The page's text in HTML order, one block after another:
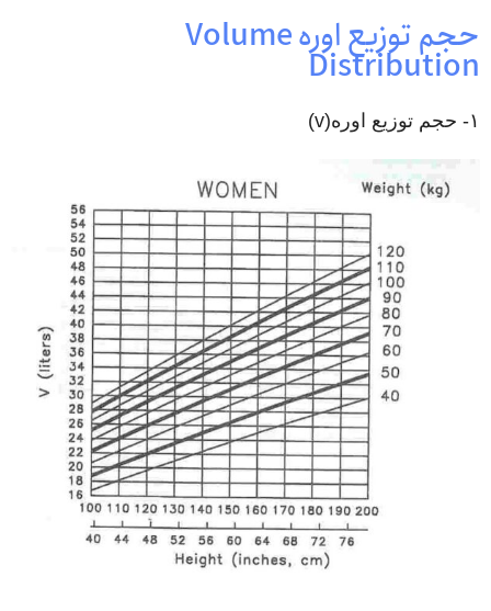
حجم توزیع اوره Volume
Distribution
۱- حجم توزیع اوره(v)